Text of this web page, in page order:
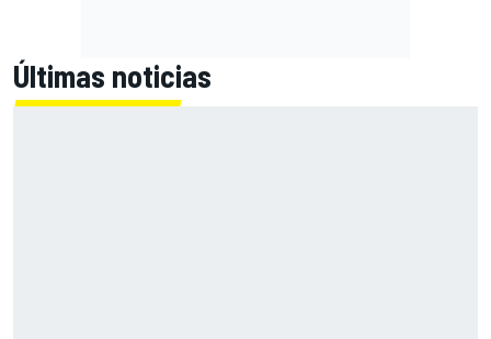
Últimas noticias